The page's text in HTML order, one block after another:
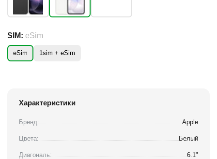
SIM: eSim
eSim 1sim + eSim
Характеристики
Бренд: Apple
Цвета: Белый
Диагональ: 6.1"